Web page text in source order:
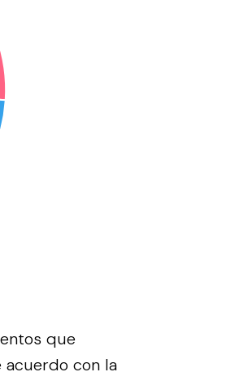
que
acuerdo con la